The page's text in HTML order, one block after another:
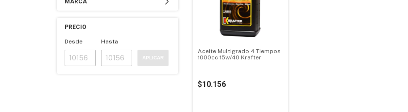
MARCA
PRECIO
Desde Hasta
APLICAR
Aceite Multigrado 4 Tiempos
1000cc 15w/40 Krafter
$10.156